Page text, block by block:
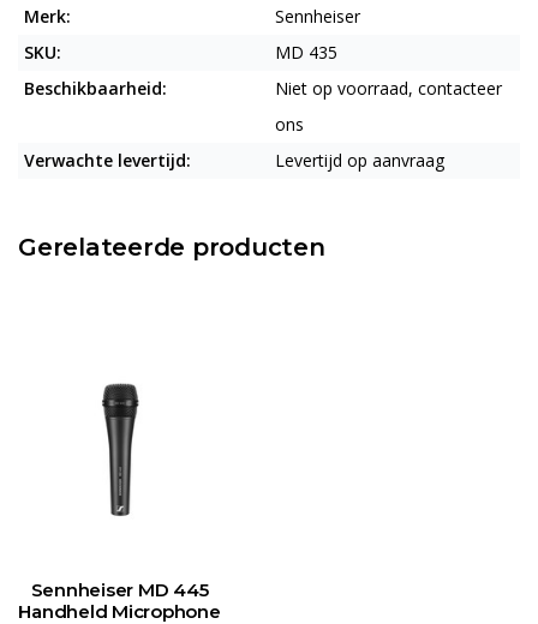
Merk:
Sennheiser
SKU:
MD 435
Beschikbaarheid:
Niet op voorraad, contacteer
ons
Verwachte levertijd:
Levertijd op aanvraag
Gerelateerde producten
Sennheiser MD 445
Handheld Microphone